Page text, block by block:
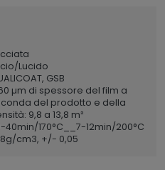
Lucido
GSB
µm di spessore del film a
del prodotto e della
9,8 a 13,8 m²
40min/170°C__7-12min/200°C
g/cm3, +/- 0,05